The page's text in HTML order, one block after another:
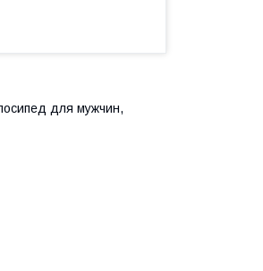
для мужчин,